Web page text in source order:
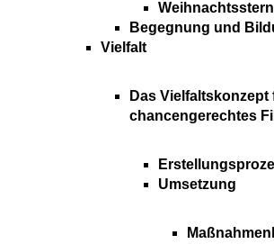
Begegnung und
Vielfalt
Das Vielfaltskonzept
chancengerechtes
Umsetzung